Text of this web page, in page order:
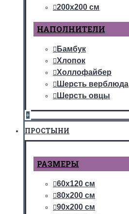
200х200 см
НАПОЛНИТЕЛИ
Бамбук
Хлопок
Холлофайбер
Шерсть верблюда
Шерсть овцы
+
ПРОСТЫНИ
РАЗМЕРЫ
60х120 см
80х200 см
90х200 см